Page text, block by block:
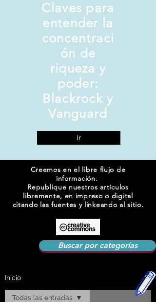
Claves para
entender la
concentraci
ón de
riqueza y
poder:
Blackrock y
Vanguard
Ir
Creemos en el libre flujo de
información.
Republique nuestros artículos
libremente, en impreso o digital
citando las fuentes y linkeando al sitio.
Buscar por categorías
Inicio
Todas las entradas